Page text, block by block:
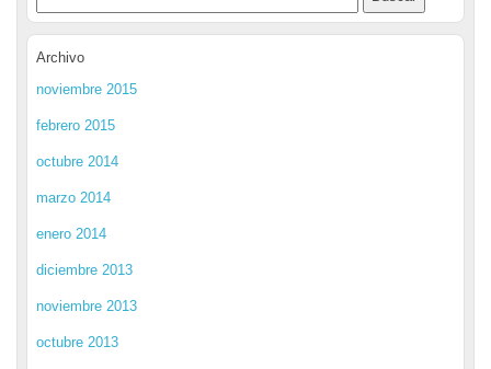
Archivo
noviembre 2015
febrero 2015
octubre 2014
marzo 2014
enero 2014
diciembre 2013
noviembre 2013
octubre 2013